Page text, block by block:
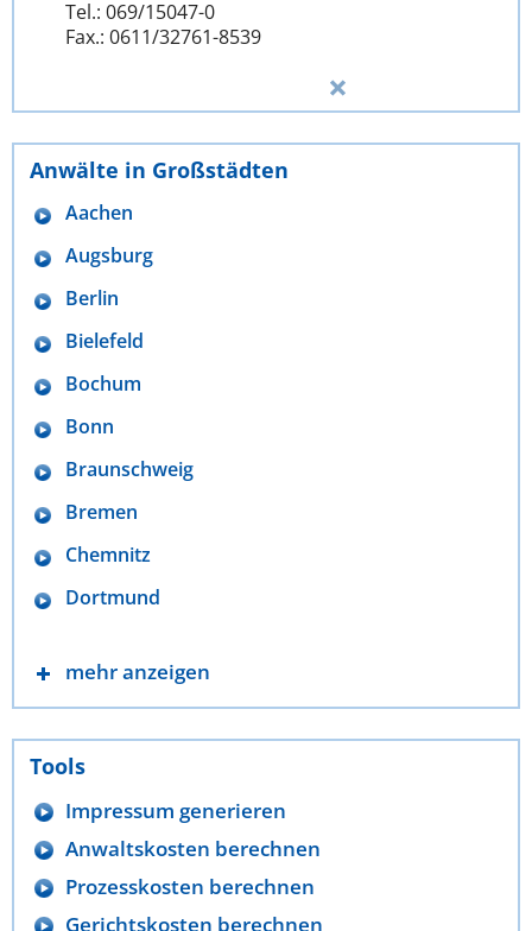
Tel.: 069/15047-0
Fax.: 0611/32761-8539
Anwälte in Großstädten
Aachen
Augsburg
Berlin
Bielefeld
Bochum
Bonn
Braunschweig
Bremen
Chemnitz
Dortmund
mehr anzeigen
Tools
Impressum generieren
Anwaltskosten berechnen
Prozesskosten berechnen
Gerichtskosten berechnen